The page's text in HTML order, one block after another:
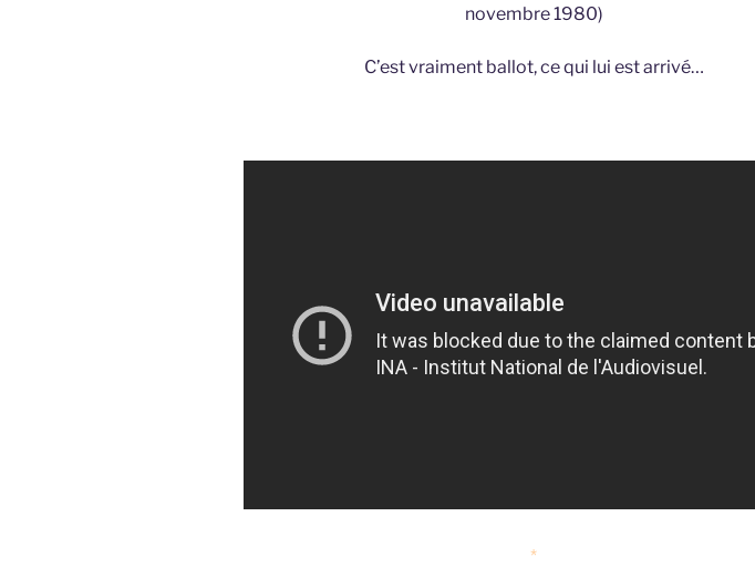
novembre 1980)
C’est vraiment ballot, ce qui lui est arrivé…
*